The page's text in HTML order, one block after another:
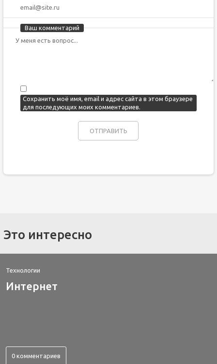
Ваш комментарий
Сохранить моё имя, email и адрес сайта в этом браузере
для последующих моих комментариев.
Это интересно
Технологии
Интернет
0 комментариев